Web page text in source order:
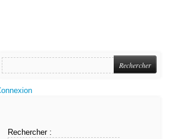
Rechercher :